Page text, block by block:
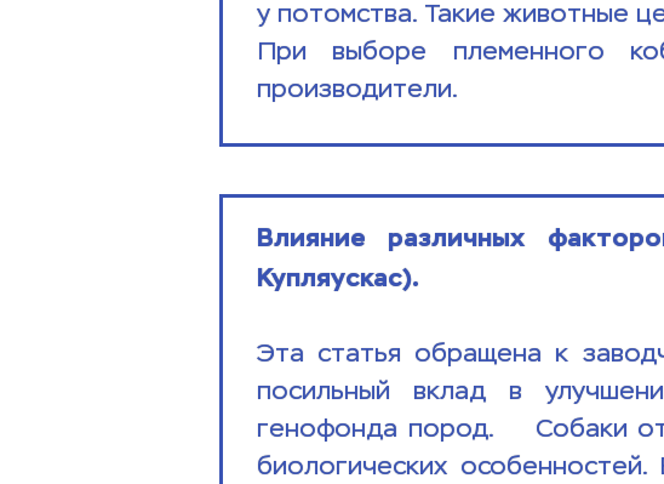
у потомства. Такие
При выборе племенного
производители.
Влияние различных
Купляускас).
Эта статья обращена к
посильный вклад в
генофонда пород.    Собаки
биологических